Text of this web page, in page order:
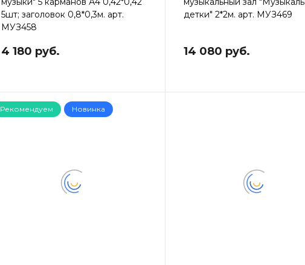
5шт; заголовок 0,8*0,3м. арт.
МУЗ458
4 180 руб.
детки" 2*2м. арт. МУЗ469
14 080 руб.
Рекомендуем Новинка